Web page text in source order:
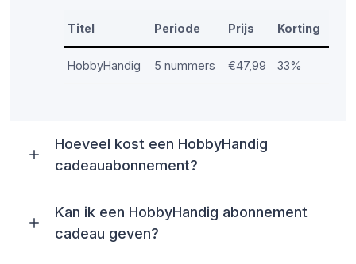
Titel Periode Prijs Korting
HobbyHandig 5 nummers €47,99 33%
Hoeveel kost een HobbyHandig
cadeauabonnement?
Kan ik een HobbyHandig abonnement
cadeau geven?